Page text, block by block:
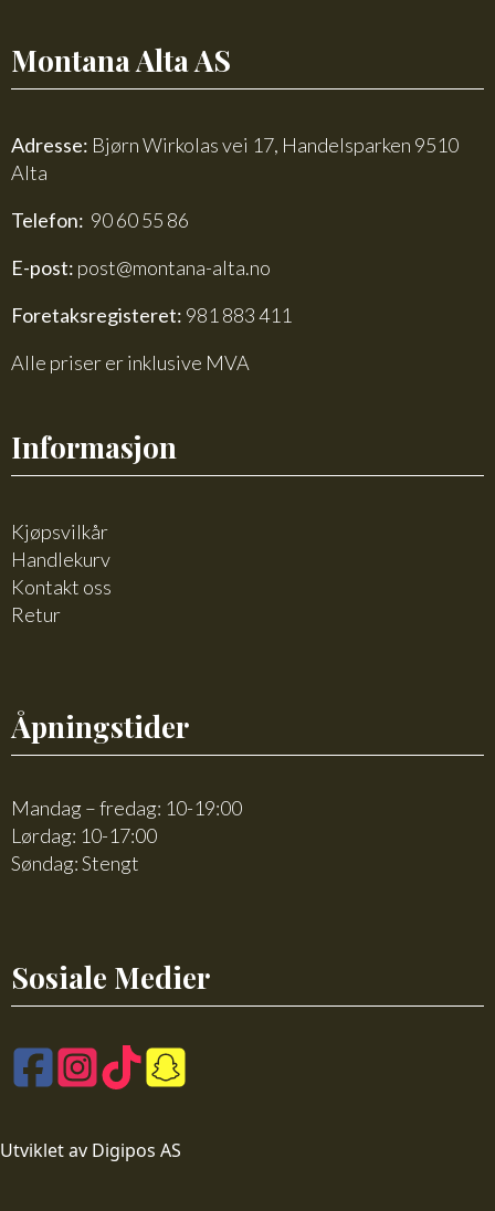
Montana Alta AS
Adresse: Bjørn Wirkolas vei 17, Handelsparken 9510
Alta
Telefon: 90 60 55 86
E-post: post@montana-alta.no
Foretaksregisteret: 981 883 411
Alle priser er inklusive MVA
Informasjon
Kjøpsvilkår
Handlekurv
Kontakt oss
Retur
Åpningstider
Mandag – fredag: 10-19:00
Lørdag: 10-17:00
Søndag: Stengt
Sosiale Medier
Utviklet av Digipos AS